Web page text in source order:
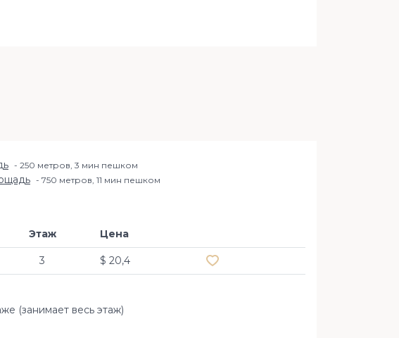
250 метров, 3 мин пешком
750 метров, 11 мин пешком
Этаж
3
Цена
$ 20,4
(занимает весь этаж)